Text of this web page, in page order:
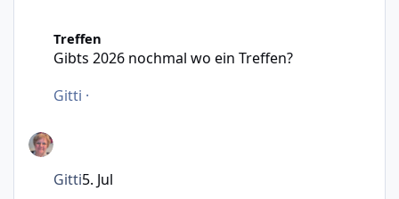
Treffen
Gibts 2026 nochmal wo ein Treffen?
Gitti ·
Gitti5. Jul